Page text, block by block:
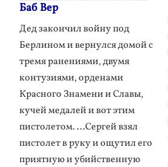
Баб Вер
Дед закончил войну под
Берлином и вернулся домой с
тремя ранениями, двумя
контузиями, орденами
Красного Знамени и Славы,
кучей медалей и вот этим
пистолетом. …Сергей взял
пистолет в руку и ощутил его
приятную и убийственную